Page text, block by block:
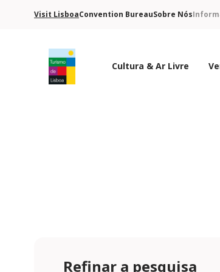
Visit LisboaConvention BureauSobre Nós
Cultura & Ar Livre
Refinar a pesquisa